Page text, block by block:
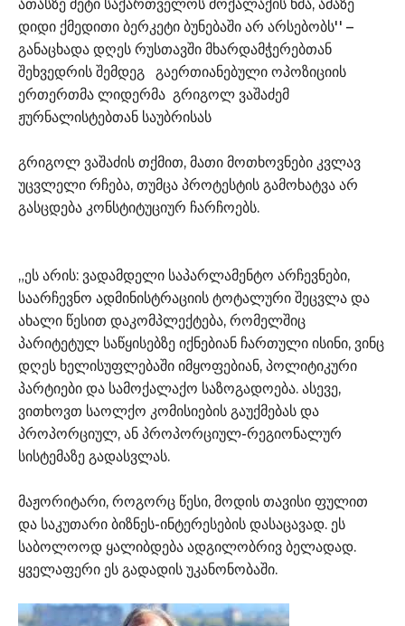
ათასზე მეტი საქართველოს მოქალაქის ხმა, ამაზე
დიდი ქმედითი ბერკეტი ბუნებაში არ არსებობს'' –
განაცხადა დღეს რუსთავში მხარდამჭერებთან
შეხვედრის შემდეგ გაერთიანებული ოპოზიციის
ერთერთმა ლიდერმა გრიგოლ ვაშაძემ
ჟურნალისტებთან საუბრისას
გრიგოლ ვაშაძის თქმით, მათი მოთხოვნები კვლავ
უცვლელი რჩება, თუმცა პროტესტის გამოხატვა არ
გასცდება კონსტიტუციურ ჩარჩოებს.
„ეს არის: ვადამდელი საპარლამენტო არჩევნები,
საარჩევნო ადმინისტრაციის ტოტალური შეცვლა და
ახალი წესით დაკომპლექტება, რომელშიც
პარიტეტულ საწყისებზე იქნებიან ჩართული ისინი, ვინც
დღეს ხელისუფლებაში იმყოფებიან, პოლიტიკური
პარტიები და სამოქალაქო საზოგადოება. ასევე,
ვითხოვთ საოლქო კომისიების გაუქმებას და
პროპორციულ, ან პროპორციულ-რეგიონალურ
სისტემაზე გადასვლას.
მაჟორიტარი, როგორც წესი, მოდის თავისი ფულით
და საკუთარი ბიზნეს-ინტერესების დასაცავად. ეს
საბოლოოდ ყალიბდება ადგილობრივ ბელადად.
ყველაფერი ეს გადადის უკანონობაში.